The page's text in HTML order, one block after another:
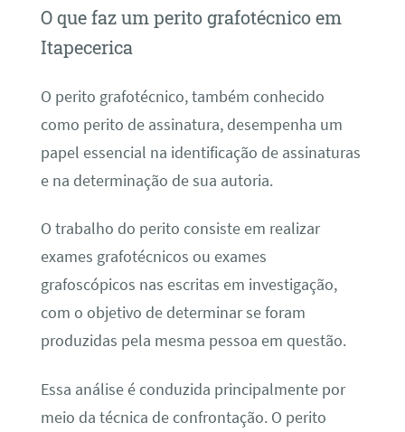
O que faz um perito grafotécnico em
Itapecerica
O perito grafotécnico, também conhecido
como perito de assinatura, desempenha um
papel essencial na identificação de assinaturas
e na determinação de sua autoria.
O trabalho do perito consiste em realizar
exames grafotécnicos ou exames
grafoscópicos nas escritas em investigação,
com o objetivo de determinar se foram
produzidas pela mesma pessoa em questão.
Essa análise é conduzida principalmente por
meio da técnica de confrontação. O perito